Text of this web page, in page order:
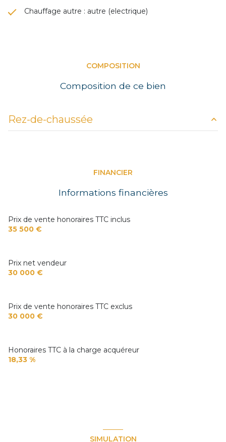
Chauffage autre : autre (electrique)
COMPOSITION
Composition de ce bien
Rez-de-chaussée
salle de bain
FINANCIER
Informations financières
Prix de vente honoraires TTC inclus
35 500 €
Prix net vendeur
30 000 €
Prix de vente honoraires TTC exclus
30 000 €
Honoraires TTC à la charge acquéreur
18,33 %
SIMULATION